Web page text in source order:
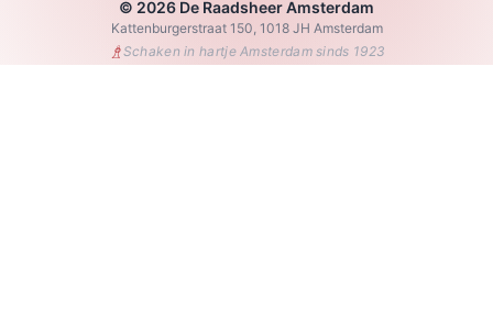
© 2026 De Raadsheer Amsterdam
Kattenburgerstraat 150, 1018 JH Amsterdam
♗Schaken in hartje Amsterdam sinds 1923